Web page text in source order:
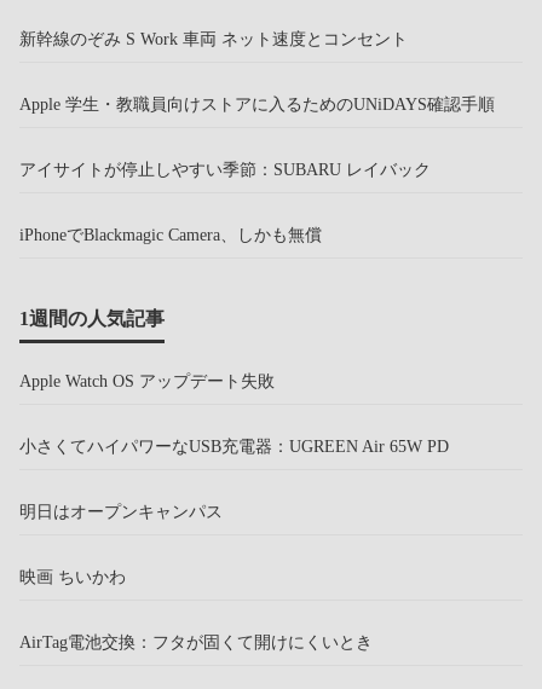
新幹線のぞみ S Work 車両 ネット速度とコンセント
Apple 学生・教職員向けストアに入るためのUNiDAYS確認手順
アイサイトが停止しやすい季節：SUBARU レイバック
iPhoneでBlackmagic Camera、しかも無償
1週間の人気記事
Apple Watch OS アップデート失敗
小さくてハイパワーなUSB充電器：UGREEN Air 65W PD
明日はオープンキャンパス
映画 ちいかわ
AirTag電池交換：フタが固くて開けにくいとき